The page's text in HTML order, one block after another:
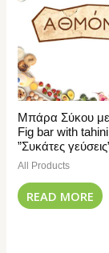
Μπάρα Σύκου με
Fig bar with
”Συκάτες
All Products
READ MORE